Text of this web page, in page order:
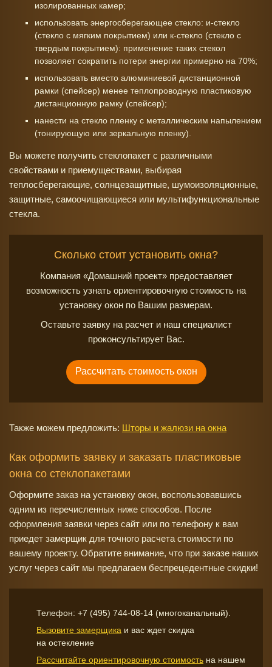
изолированных камер;
использовать энергосберегающее стекло: и-стекло
(стекло с мягким покрытием) или к-стекло (стекло с
твердым покрытием): применение таких стекол
позволяет сократить потери энергии примерно на 70%;
использовать вместо алюминиевой дистанционной
рамки (спейсер) менее теплопроводную пластиковую
дистанционную рамку (спейсер);
нанести на стекло пленку с металлическим напылением
(тонирующую или зеркальную пленку).
Вы можете получить стеклопакет с различными
свойствами и приемуществами, выбирая
теплосберегающие, солнцезащитные, шумоизоляционные,
защитные, самоочищающиеся или мультифункциональные
стекла.
Сколько стоит установить окна?
Компания «Домашний проект» предоставляет
возможность узнать ориентировочную стоимость на
установку окон по Вашим размерам.
Оставьте заявку на расчет и наш специалист
проконсультирует Вас.
Рассчитать стоимость окон
Также можем предложить: Шторы и жалюзи на окна
Как оформить заявку и заказать пластиковые
окна со стеклопакетами
Оформите заказ на установку окон, воспользовавшись
одним из перечисленных ниже способов. После
оформления заявки через сайт или по телефону к вам
приедет замерщик для точного расчета стоимости по
вашему проекту. Обратите внимание, что при заказе наших
услуг через сайт мы предлагаем беспрецедентные скидки!
Телефон: +7 (495) 744-08-14 (многоканальный).
Вызовите замерщика и вас ждет скидка
на остекление
Рассчитайте ориентировочную стоимость на нашем